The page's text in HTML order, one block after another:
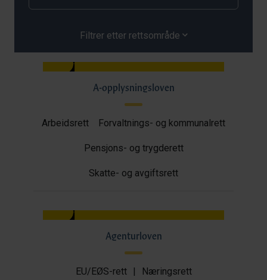
Filtrer etter rettsområde
A-opplysningsloven
Arbeidsrett Forvaltnings- og kommunalrett
Pensjons- og trygderett
Skatte- og avgiftsrett
Agenturloven
EU/EØS-rett | Næringsrett